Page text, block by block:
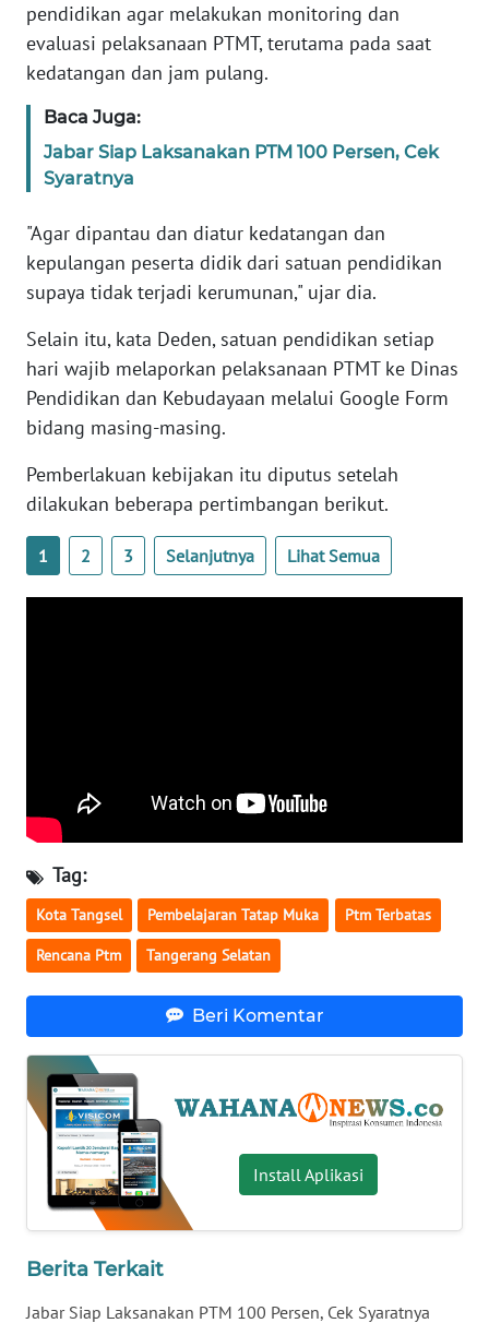
pendidikan agar melakukan monitoring dan
evaluasi pelaksanaan PTMT, terutama pada saat
kedatangan dan jam pulang.
Baca Juga:
Jabar Siap Laksanakan PTM 100 Persen, Cek
Syaratnya
"Agar dipantau dan diatur kedatangan dan
kepulangan peserta didik dari satuan pendidikan
supaya tidak terjadi kerumunan," ujar dia.
Selain itu, kata Deden, satuan pendidikan setiap
hari wajib melaporkan pelaksanaan PTMT ke Dinas
Pendidikan dan Kebudayaan melalui Google Form
bidang masing-masing.
Pemberlakuan kebijakan itu diputus setelah
dilakukan beberapa pertimbangan berikut.
1 2 3 Selanjutnya Lihat Semua
Tag:
Kota Tangsel Pembelajaran Tatap Muka Ptm Terbatas
Rencana Ptm Tangerang Selatan
Beri Komentar
Install Aplikasi
Berita Terkait
Jabar Siap Laksanakan PTM 100 Persen, Cek Syaratnya
Wahana
News
Regional
SUMUT
JAKARTA
WN
WN
BANTEN
NTT
WN
KEPRI
RIAU
WN
SERAMBI
WN
WN
SULTRA
WN
NTB
WN
SULTENG
SULBAR